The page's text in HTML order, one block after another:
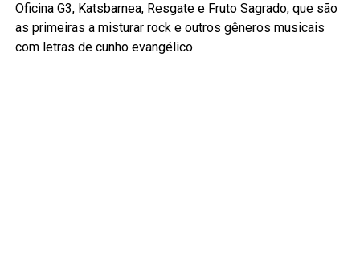
Oficina G3, Katsbarnea, Resgate e Fruto Sagrado, que são
as primeiras a misturar rock e outros gêneros musicais
com letras de cunho evangélico.